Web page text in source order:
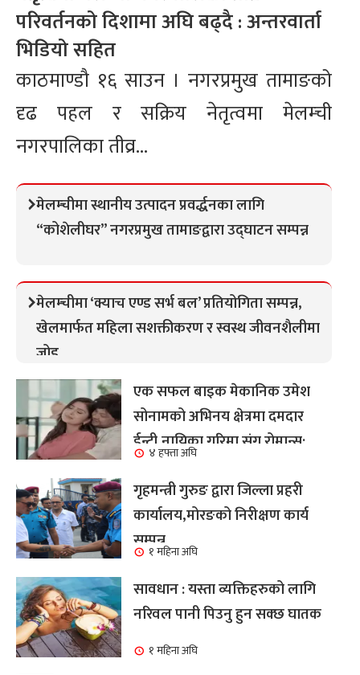
परिवर्तनको दिशामा अघि बढ्दै : अन्तरवार्ता
भिडियो सहित
काठमाण्डौ १६ साउन । नगरप्रमुख तामाङको
दृढ पहल र सक्रिय नेतृत्वमा मेलम्ची
नगरपालिका तीव्र...
मेलम्चीमा स्थानीय उत्पादन प्रवर्द्धनका लागि
“कोशेलीघर” नगरप्रमुख तामाङद्वारा उद्घाटन सम्पन्न
मेलम्चीमा ‘क्याच एण्ड सर्भ बल’ प्रतियोगिता सम्पन्न,
खेलमार्फत महिला सशक्तीकरण र स्वस्थ जीवनशैलीमा
जोड
एक सफल बाइक मेकानिक उमेश
सोनामको अभिनय क्षेत्रमा दमदार
ईन्ट्री,नायिका गरिमा संग रोमान्स:
हेर्नुहोस भिडियो ।
४ हफ्ता अघि
गृहमन्त्री गुरुङ द्वारा जिल्ला प्रहरी
कार्यालय,मोरङको निरीक्षण कार्य
सम्पन्न१ महिना अघि
सावधान : यस्ता व्यक्तिहरुको लागि
नरिवल पानी पिउनु हुन सक्छ घातक
१ महिना अघि